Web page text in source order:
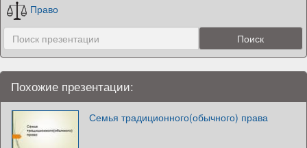
Право
Похожие презентации:
Семья традиционного(обычного) права